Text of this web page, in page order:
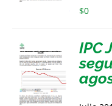
$0
IPC